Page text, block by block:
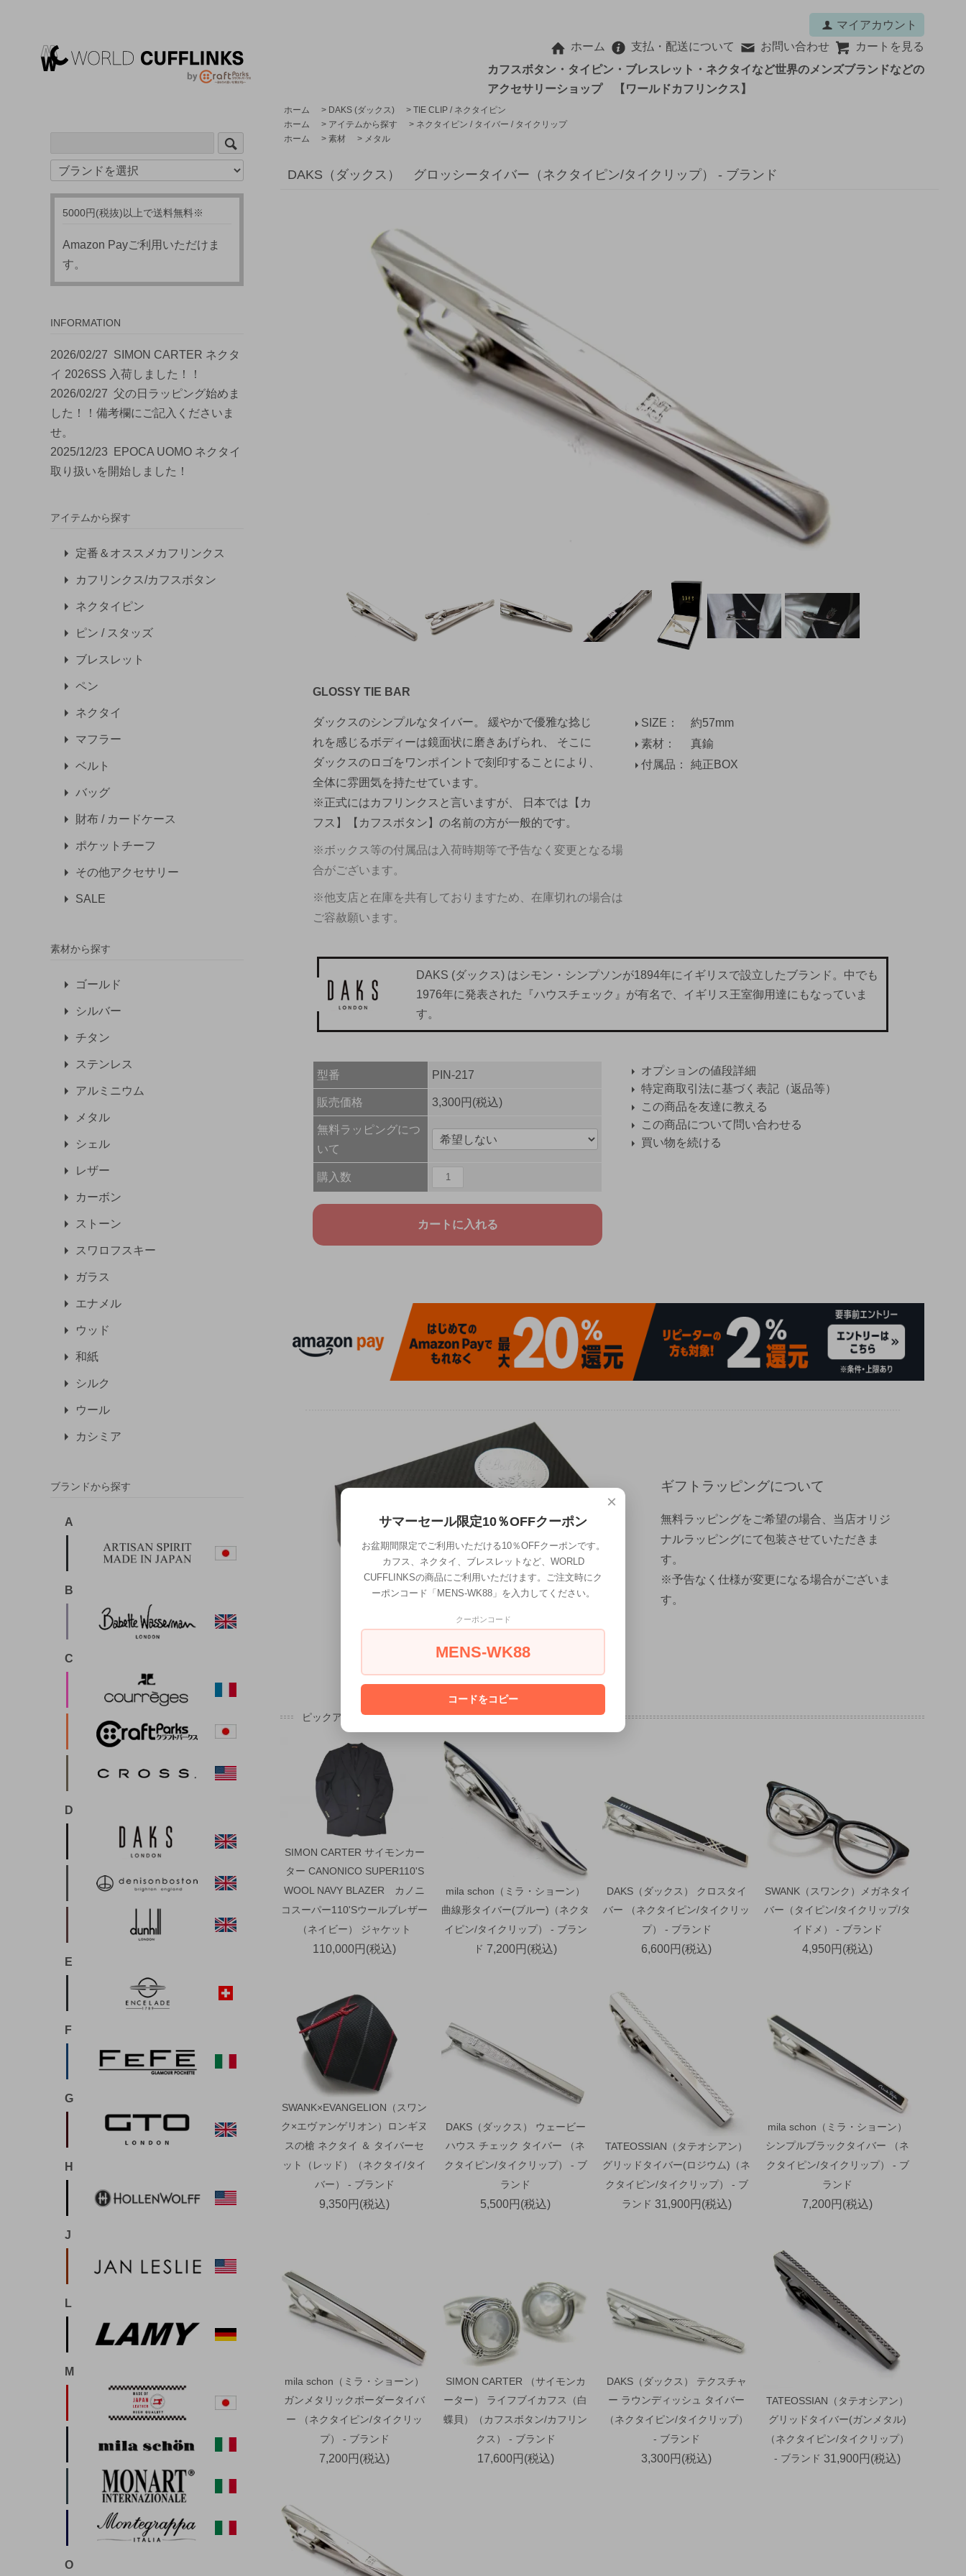
マイアカウント
ホーム
支払・配送について お問い合わせ
カートを見る
カフスボタン・タイピン・ブレスレット・ネクタイなど世界のメンズブランドなどの
アクセサリーショップ 【ワールドカフリンクス】
ホーム > DAKS (ダックス) >TIE CLIP / ネクタイピン
ホーム
> アイテムから探す > ネクタイピン / タイバー / タイクリップ
ホーム
>素材 > メタル
DAKS（ダックス） グロッシータイバー（ネクタイピン/タイクリップ） - ブランド
GLOSSY TIE BAR
ダックスのシンプルなタイバー。 緩やかで優雅な捻じ
れを感じるボディーは鏡面状に磨きあげられ、 そこに
ダックスのロゴをワンポイントで刻印することにより、
全体に雰囲気を持たせています。
SIZE
約57mm
素材
真鍮
付属品
純正BOX
※正式にはカフリンクスと言いますが、 日本では【カ
フス】【カフスボタン】の名前の方が一般的です。
※ボックス等の付属品は入荷時期等で予告なく変更となる場
合がございます。
※他支店と在庫を共有しておりますため、在庫切れの場合は
ご容赦願います。
DAKS (ダックス) はシモン・シンプソンが1894年にイギリスで設立したブランド。中でも
1976年に発表された『ハウスチェック』が有名で、イギリス王室御用達にもなっていま
す。
型番 PIN-217
販売価格 3,300円(税込)
無料ラッピングにつ
いて
購入数
オプションの値段詳細
特定商取引法に基づく表記（返品等）
この商品を友達に教える
この商品について問い合わせる
買い物を続ける
ギフトラッピングについて
無料ラッピングをご希望の場合、当店オリジ
ナルラッピングにて包装させていただきま
す。
※予告なく仕様が変更になる場合がございま
す。
ピックアップ
SIMON CARTER サイモンカー
ター CANONICO SUPER110'S
WOOL NAVY BLAZER カノニ
コスーパー110'Sウールブレザー
（ネイビー） ジャケット
110,000円(税込)
mila schon（ミラ・ショーン）
曲線形タイバー(ブルー)（ネクタ
イピン/タイクリップ） - ブラン
ド 7,200円(税込)
DAKS（ダックス） クロスタイ
バー （ネクタイピン/タイクリッ
プ） - ブランド
6,600円(税込)
SWANK（スワンク）メガネタイ
バー（タイピン/タイクリップ/タ
イドメ） - ブランド
4,950円(税込)
SWANK×EVANGELION（スワン
ク×エヴァンゲリオン）ロンギヌ
スの槍 ネクタイ ＆ タイバーセ
ット（レッド）（ネクタイ/タイ
バー） - ブランド
9,350円(税込)
DAKS（ダックス） ウェービー
ハウス チェック タイバー （ネ
クタイピン/タイクリップ） - ブ
ランド
5,500円(税込)
TATEOSSIAN（タテオシアン）
グリッドタイバー(ロジウム)（ネ
クタイピン/タイクリップ） - ブ
ランド 31,900円(税込)
mila schon（ミラ・ショーン）
シンプルブラックタイバー （ネ
クタイピン/タイクリップ） - ブ
ランド
7,200円(税込)
mila schon（ミラ・ショーン）
ガンメタリックボーダータイバ
ー （ネクタイピン/タイクリッ
プ） - ブランド
7,200円(税込)
SIMON CARTER （サイモンカ
ーター） ライフブイカフス（白
蝶貝）（カフスボタン/カフリン
クス） - ブランド
17,600円(税込)
DAKS（ダックス） テクスチャ
ー ラウンディッシュ タイバー
（ネクタイピン/タイクリップ）
- ブランド
3,300円(税込)
TATEOSSIAN（タテオシアン）
グリッドタイバー(ガンメタル)
（ネクタイピン/タイクリップ）
- ブランド 31,900円(税込)
5000円(税抜)以上で送料無料※
Amazon Payご利用いただけま
す。
INFORMATION
2026/02/27 SIMON CARTER ネクタ
イ 2026SS 入荷しました！！
2026/02/27父の日ラッピング始めま
した！！備考欄にご記入くださいま
せ。
2025/12/23
EPOCA UOMO ネクタイ
取り扱いを開始しました！
アイテムから探す
定番＆オススメカフリンクス
カフリンクス/カフスボタン
ネクタイピン
ピン / スタッズ
ブレスレット
ペン
ネクタイ
マフラー
ベルト
バッグ
財布 / カードケース
ポケットチーフ
その他アクセサリー
SALE
素材から探す
ゴールド
シルバー
チタン
ステンレス
アルミニウム
メタル
シェル
レザー
カーボン
ストーン
スワロフスキー
ガラス
エナメル
ウッド
和紙
シルク
ウール
カシミア
ブランドから探す
A
B
C
D
E
F
G
H
J
L
M
O
×
サマーセール限定10％OFFクーポン
お盆期間限定でご利用いただける10％OFFクーポンです。
カフス、ネクタイ、ブレスレットなど、WORLD
CUFFLINKSの商品にご利用いただけます。ご注文時にク
ーポンコード「MENS-WK88」を入力してください。
クーポンコード
MENS-WK88
コードをコピー